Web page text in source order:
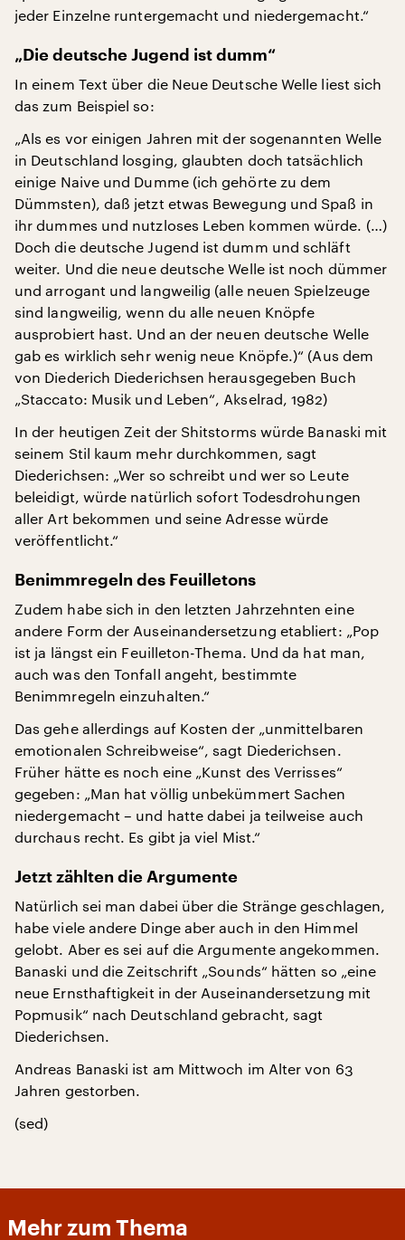
jeder Einzelne runtergemacht und niedergemacht.“
„Die deutsche Jugend ist dumm“
In einem Text über die Neue Deutsche Welle liest sich
das zum Beispiel so:
„Als es vor einigen Jahren mit der sogenannten Welle
in Deutschland losging, glaubten doch tatsächlich
einige Naive und Dumme (ich gehörte zu dem
Dümmsten), daß jetzt etwas Bewegung und Spaß in
ihr dummes und nutzloses Leben kommen würde. (…)
Doch die deutsche Jugend ist dumm und schläft
weiter. Und die neue deutsche Welle ist noch dümmer
und arrogant und langweilig (alle neuen Spielzeuge
sind langweilig, wenn du alle neuen Knöpfe
ausprobiert hast. Und an der neuen deutsche Welle
gab es wirklich sehr wenig neue Knöpfe.)“ (Aus dem
von Diederich Diederichsen herausgegeben Buch
„Staccato: Musik und Leben“, Akselrad, 1982)
In der heutigen Zeit der Shitstorms würde Banaski mit
seinem Stil kaum mehr durchkommen, sagt
Diederichsen: „Wer so schreibt und wer so Leute
beleidigt, würde natürlich sofort Todesdrohungen
aller Art bekommen und seine Adresse würde
veröffentlicht.“
Benimmregeln des Feuilletons
Zudem habe sich in den letzten Jahrzehnten eine
andere Form der Auseinandersetzung etabliert: „Pop
ist ja längst ein Feuilleton-Thema. Und da hat man,
auch was den Tonfall angeht, bestimmte
Benimmregeln einzuhalten.“
Das gehe allerdings auf Kosten der „unmittelbaren
emotionalen Schreibweise“, sagt Diederichsen.
Früher hätte es noch eine „Kunst des Verrisses“
gegeben: „Man hat völlig unbekümmert Sachen
niedergemacht – und hatte dabei ja teilweise auch
durchaus recht. Es gibt ja viel Mist.“
Jetzt zählten die Argumente
Natürlich sei man dabei über die Stränge geschlagen,
habe viele andere Dinge aber auch in den Himmel
gelobt. Aber es sei auf die Argumente angekommen.
Banaski und die Zeitschrift „Sounds“ hätten so „eine
neue Ernsthaftigkeit in der Auseinandersetzung mit
Popmusik“ nach Deutschland gebracht, sagt
Diederichsen.
Andreas Banaski ist am Mittwoch im Alter von 63
Jahren gestorben.
(sed)
Mehr zum Thema